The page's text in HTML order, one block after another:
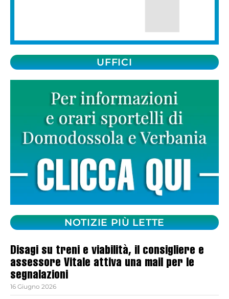
UFFICI
NOTIZIE PIÙ LETTE
Disagi su treni e viabilità, il consigliere e
assessore Vitale attiva una mail per le
segnalazioni
16 Giugno 2026